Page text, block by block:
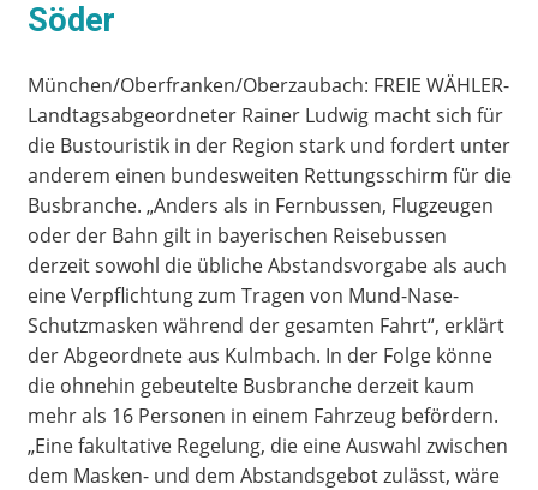
Söder
München/Oberfranken/Oberzaubach: FREIE WÄHLER-
Landtagsabgeordneter Rainer Ludwig macht sich für
die Bustouristik in der Region stark und fordert unter
anderem einen bundesweiten Rettungsschirm für die
Busbranche. „Anders als in Fernbussen, Flugzeugen
oder der Bahn gilt in bayerischen Reisebussen
derzeit sowohl die übliche Abstandsvorgabe als auch
eine Verpflichtung zum Tragen von Mund-Nase-
Schutzmasken während der gesamten Fahrt“, erklärt
der Abgeordnete aus Kulmbach. In der Folge könne
die ohnehin gebeutelte Busbranche derzeit kaum
mehr als 16 Personen in einem Fahrzeug befördern.
„Eine fakultative Regelung, die eine Auswahl zwischen
dem Masken- und dem Abstandsgebot zulässt, wäre